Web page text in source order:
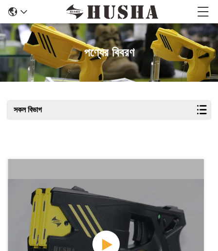
পণ্যের বিবরণ
সকল বিভাগ